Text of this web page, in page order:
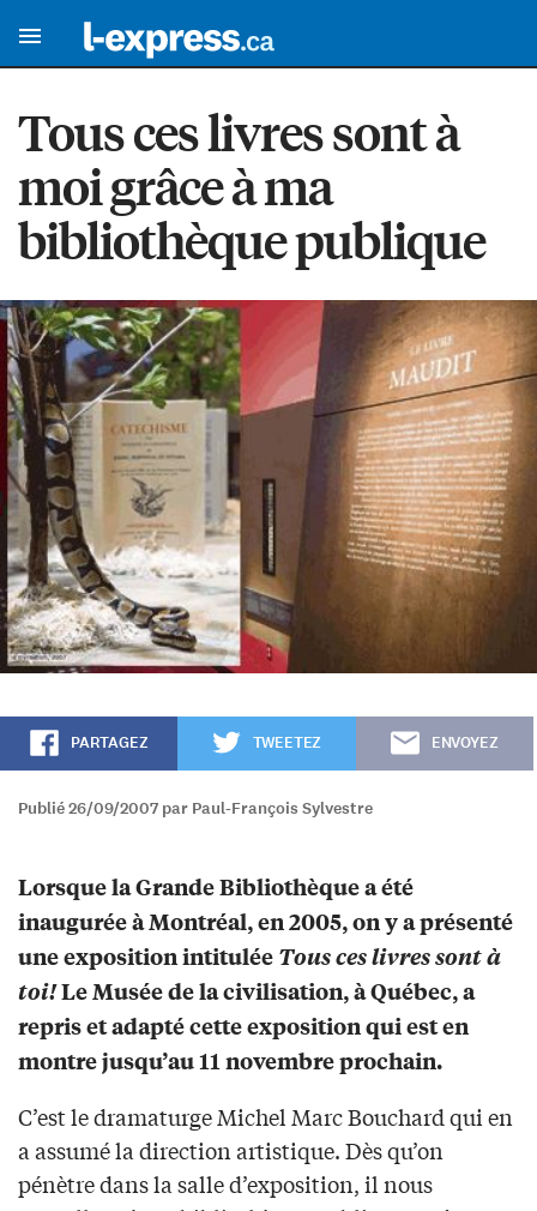
Tous ces livres sont à
moi grâce à ma
bibliothèque publique
PARTAGEZ TWEETEZ ENVOYEZ
Publié 26/09/2007 par Paul-François Sylvestre
Lorsque la Grande Bibliothèque a été
inaugurée à Montréal, en 2005, on y a présenté
une exposition intitulée Tous ces livres sont à
toi!Le Musée de la civilisation, à Québec, a
repris et adapté cette exposition qui est en
montre jusqu’au 11 novembre prochain.
C’est le dramaturge Michel Marc Bouchard qui en
a assumé la direction artistique. Dès qu’on
pénètre dans la salle d’exposition, il nous